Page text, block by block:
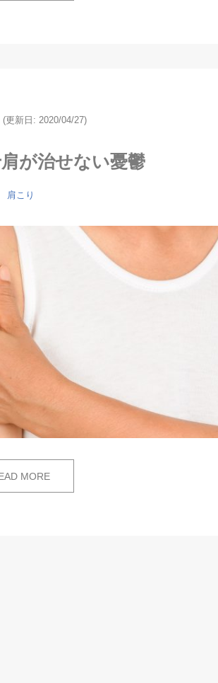
(更新日: 2020/04/27)
が治せない憂鬱
肩こり
MORE